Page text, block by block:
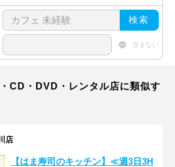
検索
含まない
CD・DVD・レンタル店に類似す
店
【はま寿司のキッチン】≪週3日3H